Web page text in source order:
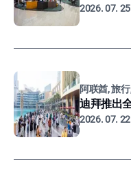
2026. 07. 25
阿联酋, 旅
迪拜推出
2026. 07. 22